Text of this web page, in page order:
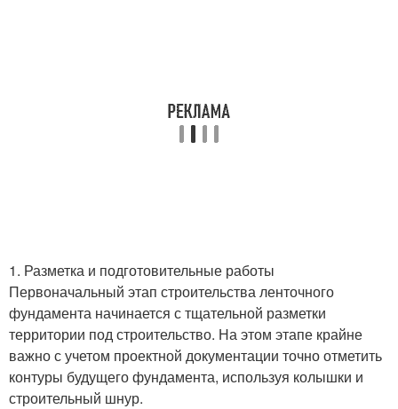
1. Разметка и подготовительные работы
Первоначальный этап строительства ленточного
фундамента начинается с тщательной разметки
территории под строительство. На этом этапе крайне
важно с учетом проектной документации точно отметить
контуры будущего фундамента, используя колышки и
строительный шнур.